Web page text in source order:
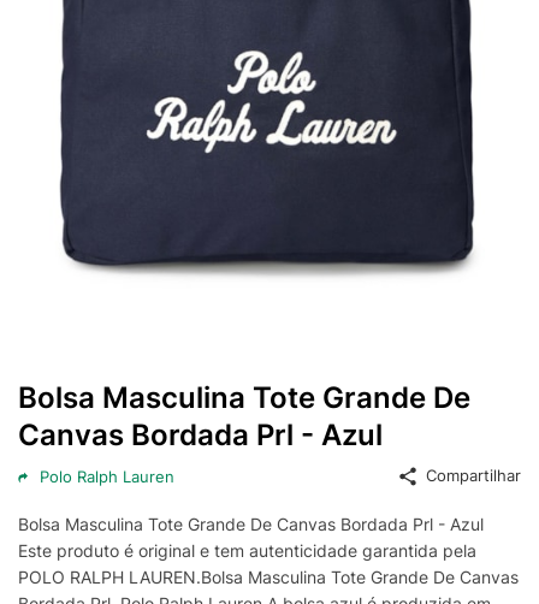
Bolsa Masculina Tote Grande De
Canvas Bordada Prl - Azul
Polo Ralph Lauren Compartilhar
Bolsa Masculina Tote Grande De Canvas Bordada Prl - Azul
Este produto é original e tem autenticidade garantida pela
POLO RALPH LAUREN.Bolsa Masculina Tote Grande De Canvas